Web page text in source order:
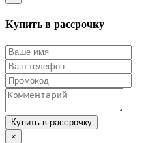
Купить в рассрочку
Купить в рассрочку
×